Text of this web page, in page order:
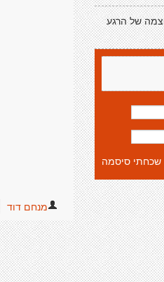
מנחם דוד
של הרגע
שכחתי סיסמה